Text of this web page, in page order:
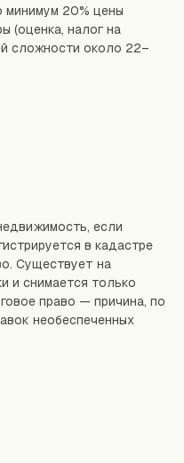
минимум 20% цены
(оценка, налог на
сложности около 22–
если
в кадастре
Существует на
и снимается только
право — причина, по
необеспеченных